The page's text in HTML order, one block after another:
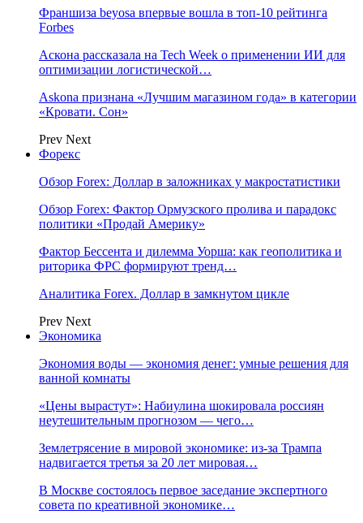
Франшиза beyosa впервые вошла в топ-10 рейтинга
Forbes
Аскона рассказала на Tech Week о применении ИИ для
оптимизации логистической…
Askona признана «Лучшим магазином года» в категории
«Кровати. Сон»
Prev Next
Форекс
Обзор Forex: Доллар в заложниках у макростатистики
Обзор Forex: Фактор Ормузского пролива и парадокс
политики «Продай Америку»
Фактор Бессента и дилемма Уорша: как геополитика и
риторика ФРС формируют тренд…
Аналитика Forex. Доллар в замкнутом цикле
Prev Next
Экономика
Экономия воды — экономия денег: умные решения для
ванной комнаты
«Цены вырастут»: Набиулина шокировала россиян
неутешительным прогнозом — чего…
Землетрясение в мировой экономике: из-за Трампа
надвигается третья за 20 лет мировая…
В Москве состоялось первое заседание экспертного
совета по креативной экономике…